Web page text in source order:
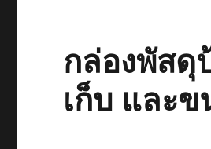
กล่องพัสดุ
เก็บ และข